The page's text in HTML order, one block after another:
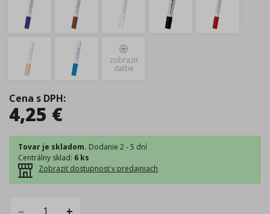
zobraziť
ďalšie
Cena s DPH:
4,25 €
Tovar je skladom. Dodanie 2 - 5 dní
Centrálny sklad: 6 ks
Zobraziť dostupnosť v predajniach
– +